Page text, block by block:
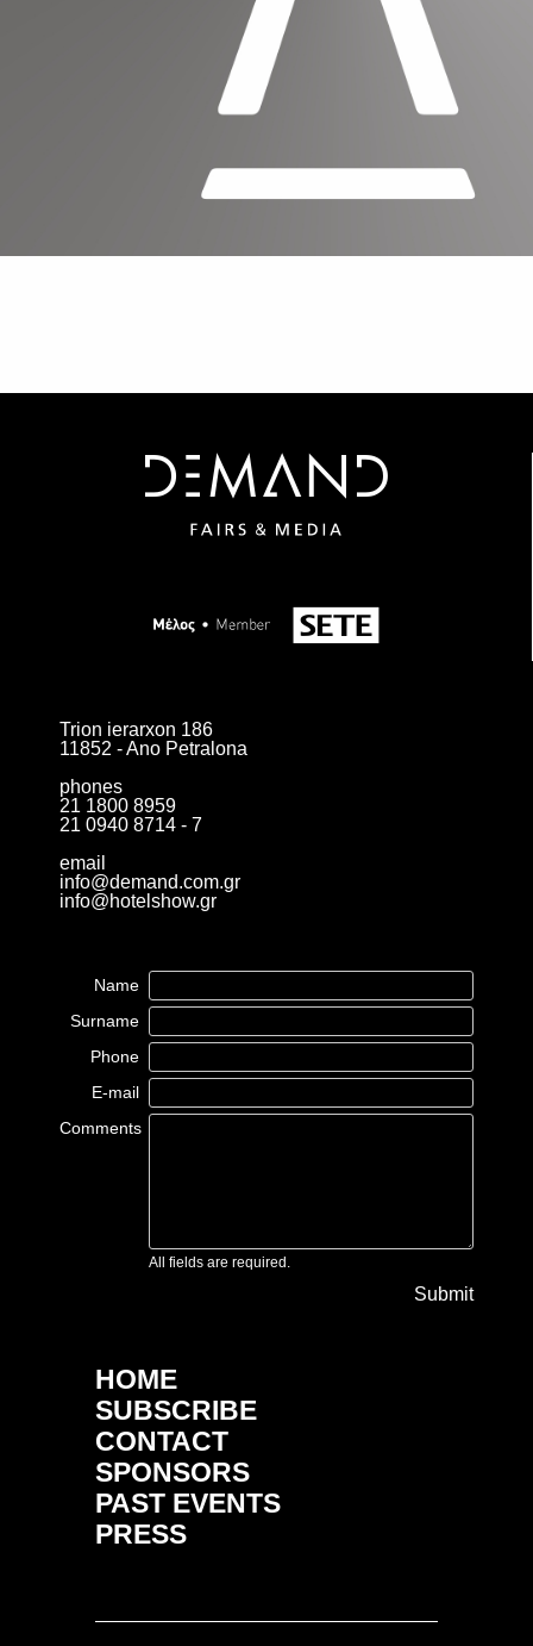
Trion ierarxon 186
11852 - Ano Petralona
phones
21 1800 8959
21 0940 8714 - 7
email
info@demand.com.gr
info@hotelshow.gr
Name
Surname
Phone
E-mail
Comments
All fields are required.
Submit
HOME
SUBSCRIBE
CONTACT
SPONSORS
PAST EVENTS
PRESS